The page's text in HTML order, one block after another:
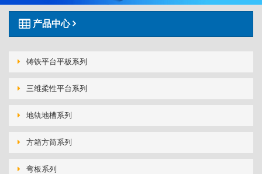
产品中心
铸铁平台平板系列
三维柔性平台系列
地轨地槽系列
方箱方筒系列
弯板系列